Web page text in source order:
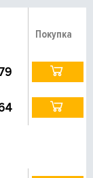
Покупка